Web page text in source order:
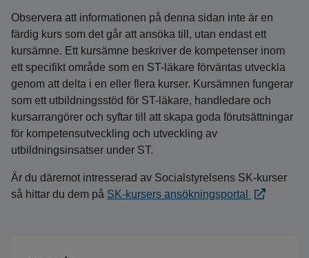
Observera att informationen på denna sidan inte är en
färdig kurs som det går att ansöka till, utan endast ett
kursämne. Ett kursämne beskriver de kompetenser inom
ett specifikt område som en ST-läkare förväntas utveckla
genom att delta i en eller flera kurser. Kursämnen fungerar
som ett utbildningsstöd för ST-läkare, handledare och
kursarrangörer och syftar till att skapa goda förutsättningar
för kompetensutveckling och utveckling av
utbildningsinsatser under ST.
Är du däremot intresserad av Socialstyrelsens SK-kurser
så hittar du dem på SK-kursers ansökningsportal